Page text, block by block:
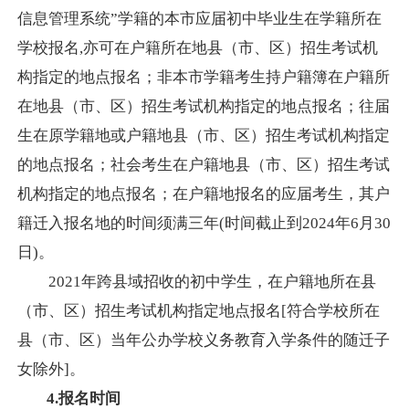
信息管理系统”学籍的本市应届初中毕业生在学籍所在
学校报名,亦可在户籍所在地县（市、区）招生考试机
构指定的地点报名； 非本市学籍考生持户籍簿在户籍所
在地县（市、区）招生考试机构指定的地点报名；往届
生在原学籍地或户籍地县（市、区）招生考试机构指定
的地点报名；社会考生在户籍地县（市、区）招生考试
机构指定的地点报名；在户籍地报名的应届考生，其户
籍迁入报名地的时间须满三年(时间截止到2024年6月30
日)。
2021年跨县域招收的初中学生，在户籍地所在县
（市、区）招生考试机构指定地点报名[符合学校所在
县（市、区）当年公办学校义务教育入学条件的随迁子
女除外]。
4.报名时间